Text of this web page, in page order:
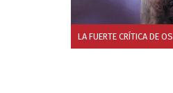
LA FUERTE CRÍTICA DE